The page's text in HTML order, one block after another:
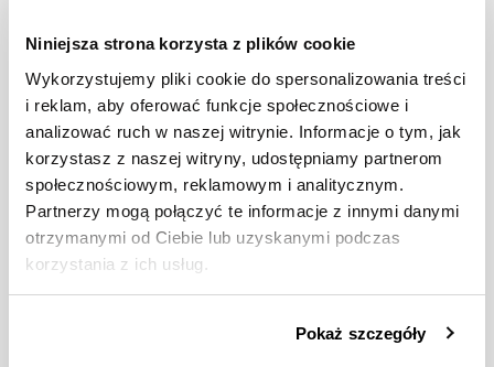
Niniejsza strona korzysta z plików cookie
Wykorzystujemy pliki cookie do spersonalizowania treści
i reklam, aby oferować funkcje społecznościowe i
analizować ruch w naszej witrynie. Informacje o tym, jak
korzystasz z naszej witryny, udostępniamy partnerom
społecznościowym, reklamowym i analitycznym.
Partnerzy mogą połączyć te informacje z innymi danymi
otrzymanymi od Ciebie lub uzyskanymi podczas
korzystania z ich usług.
Pokaż szczegóły
*Twoje imię i nazwisko
*Telefon kontaktowy
*Adres email